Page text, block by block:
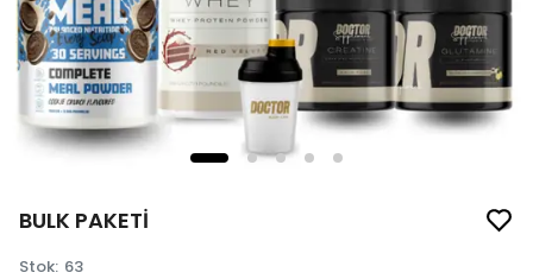
BULK PAKETİ
Stok: 63